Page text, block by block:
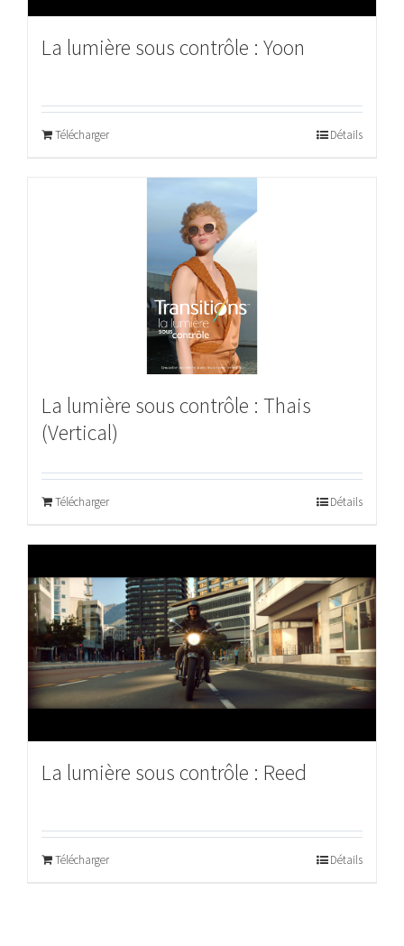
La lumière sous contrôle : Yoon
Télécharger Détails
La lumière sous contrôle : Thais
(Vertical)
Télécharger Détails
La lumière sous contrôle : Reed
Télécharger Détails